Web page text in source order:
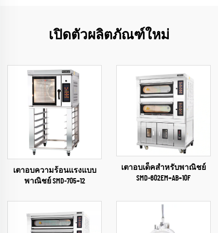
เปิดตัวผลิตภัณฑ์ใหม่
เตาอบความร้อนแรงแบบ
พาณิชย์ SMD-705+12
เตาอบเด็คสำหรับพาณิชย์
SMD-602EM+AB+10F